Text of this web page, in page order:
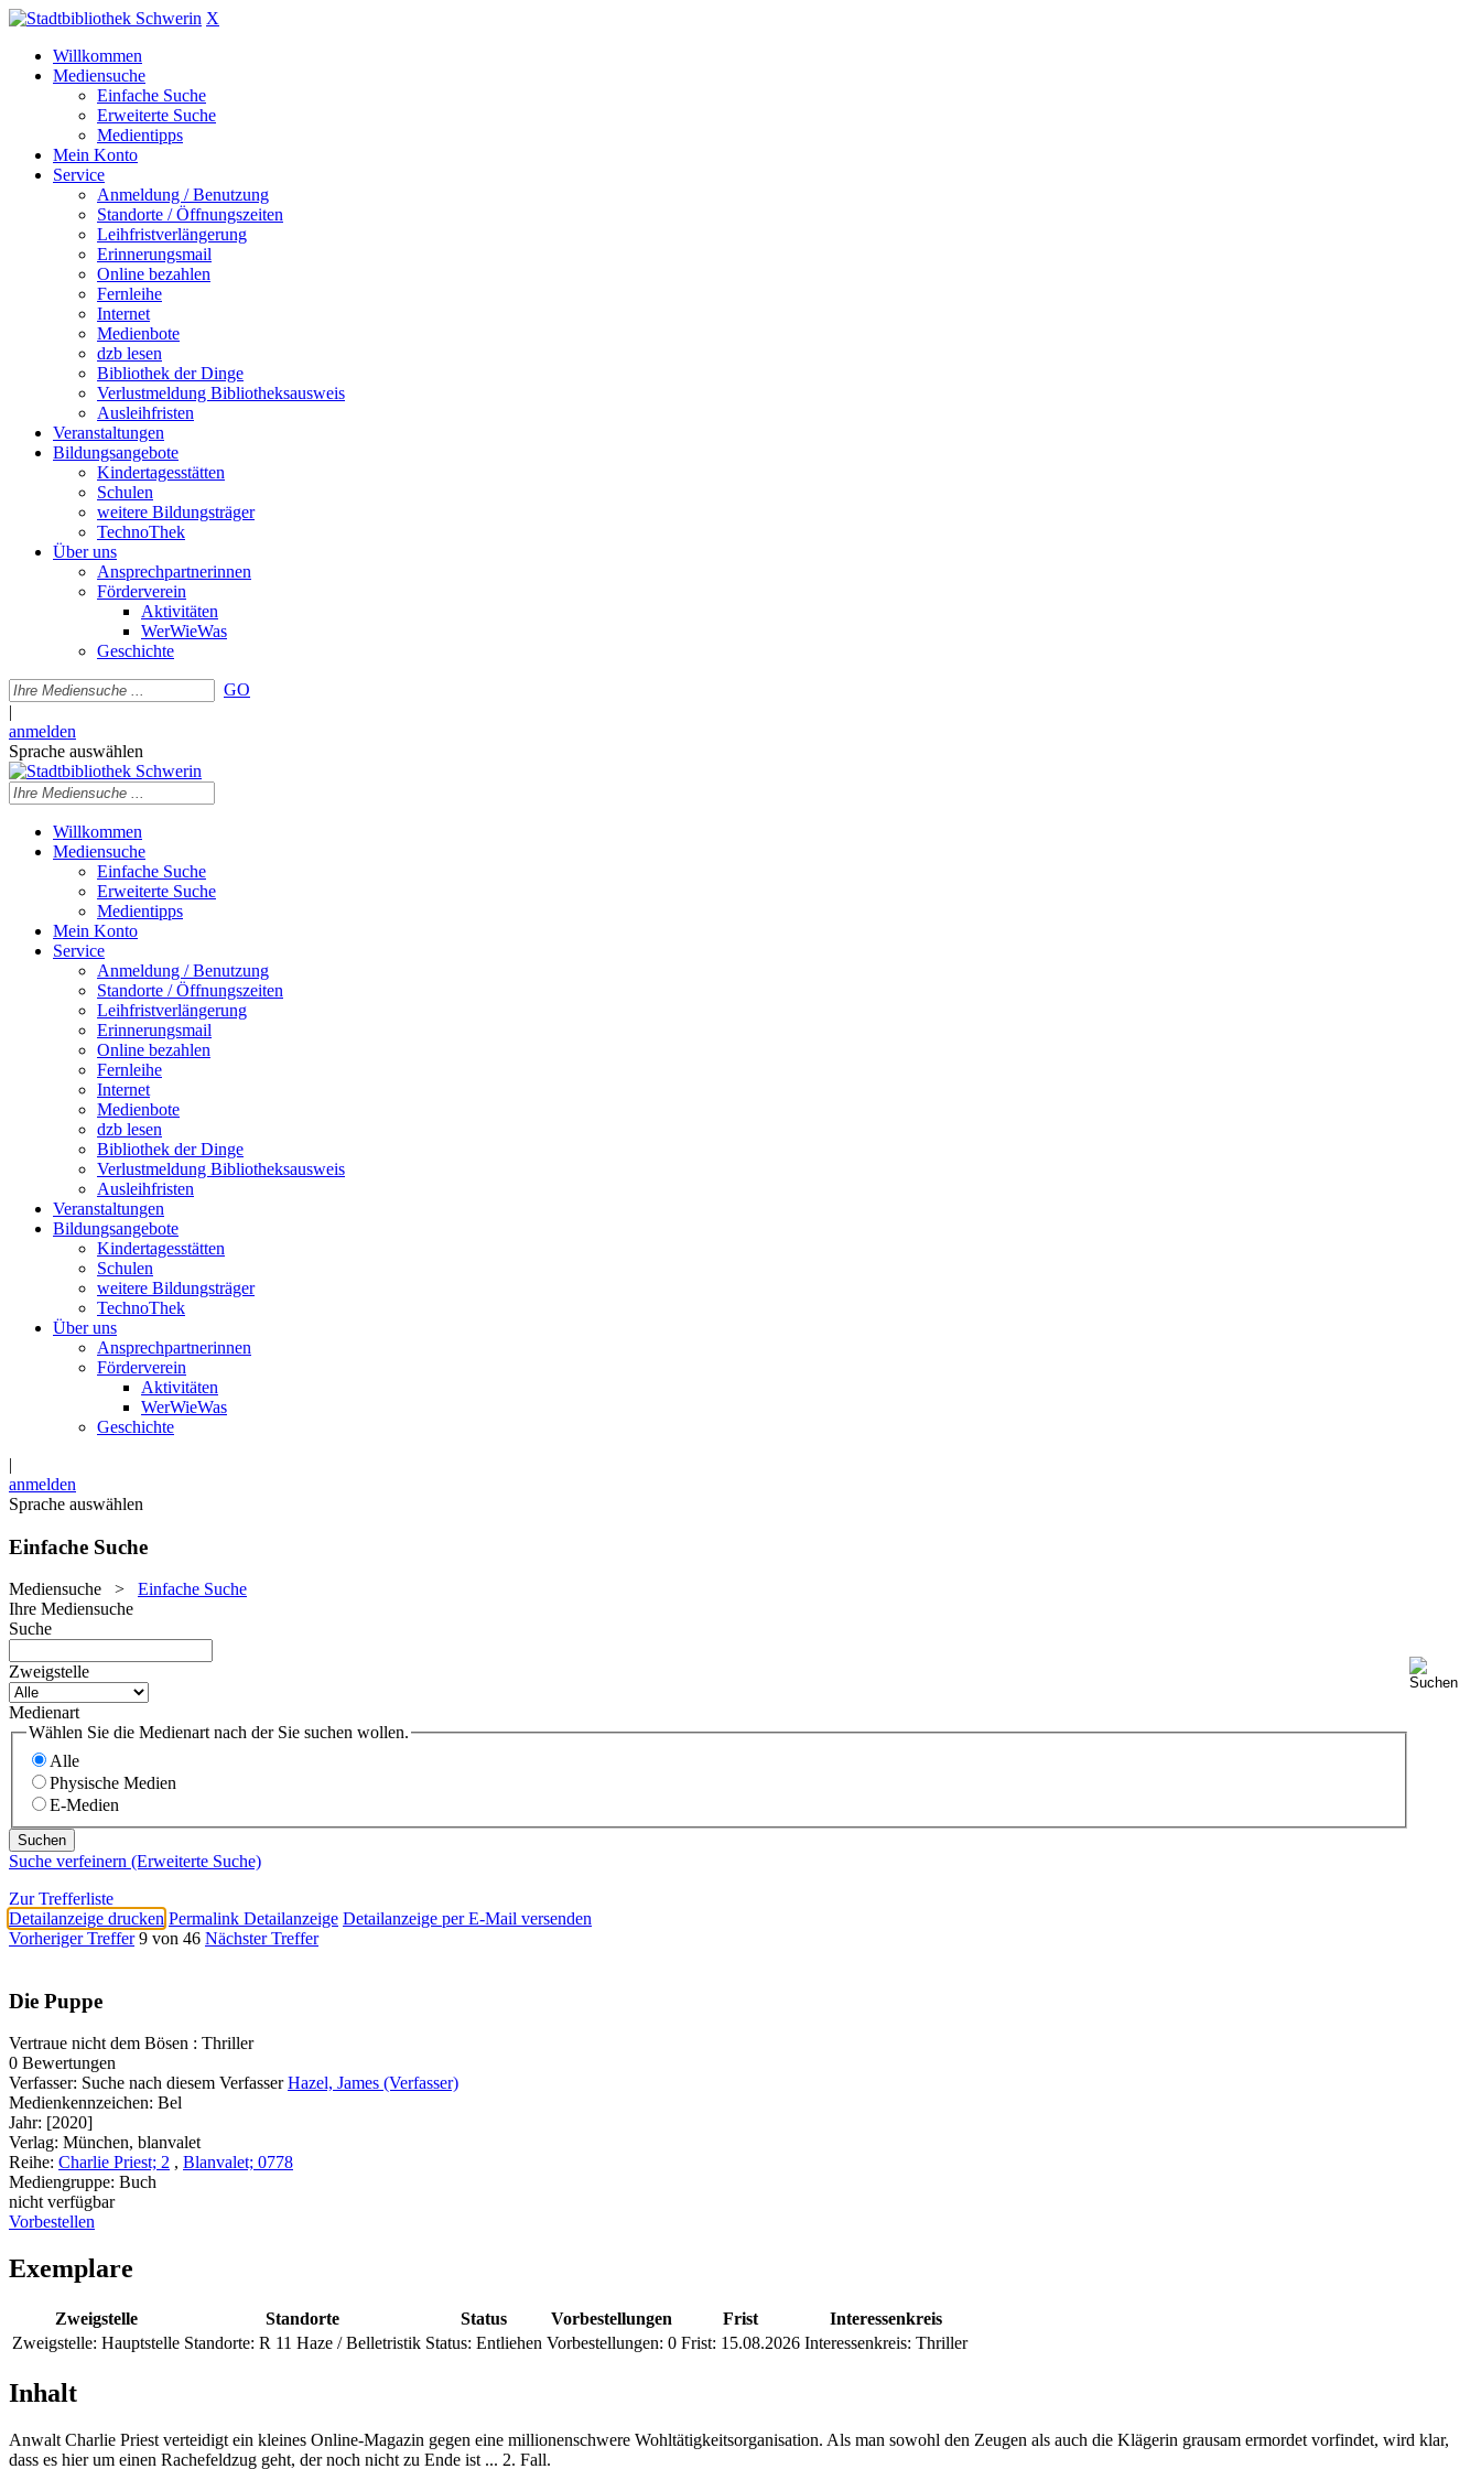
X
Willkommen
Mediensuche
Einfache Suche
Erweiterte Suche
Medientipps
Mein Konto
Service
Anmeldung / Benutzung
Standorte / Öffnungszeiten
Leihfristverlängerung
Erinnerungsmail
Online bezahlen
Fernleihe
Internet
Medienbote
dzb lesen
Bibliothek der Dinge
Verlustmeldung Bibliotheksausweis
Ausleihfristen
Veranstaltungen
Bildungsangebote
Kindertagesstätten
Schulen
weitere Bildungsträger
TechnoThek
Über uns
Ansprechpartnerinnen
Förderverein
Aktivitäten
WerWieWas
Geschichte
GO
|
anmelden
Sprache auswählen
Willkommen
Mediensuche
Einfache Suche
Erweiterte Suche
Medientipps
Mein Konto
Service
Anmeldung / Benutzung
Standorte / Öffnungszeiten
Leihfristverlängerung
Erinnerungsmail
Online bezahlen
Fernleihe
Internet
Medienbote
dzb lesen
Bibliothek der Dinge
Verlustmeldung Bibliotheksausweis
Ausleihfristen
Veranstaltungen
Bildungsangebote
Kindertagesstätten
Schulen
weitere Bildungsträger
TechnoThek
Über uns
Ansprechpartnerinnen
Förderverein
Aktivitäten
WerWieWas
Geschichte
|
anmelden
Sprache auswählen
Einfache Suche
Mediensuche > Einfache Suche
Ihre Mediensuche
Suche
Zweigstelle
Medienart
Wählen Sie die Medienart nach der Sie suchen wollen.
Alle
Physische Medien
E-Medien
Suche verfeinern (Erweiterte Suche)
Zur Trefferliste
Detailanzeige drucken Permalink Detailanzeige Detailanzeige per E-Mail versenden
Vorheriger Treffer 9 von 46 Nächster Treffer
Die Puppe
Vertraue nicht dem Bösen : Thriller
0 Bewertungen
Verfasser: Suche nach diesem Verfasser Hazel, James (Verfasser)
Medienkennzeichen: Bel
Jahr: [2020]
Verlag: München, blanvalet
Reihe: Charlie Priest; 2 , Blanvalet; 0778
Mediengruppe: Buch
nicht verfügbar
Vorbestellen
Exemplare
Zweigstelle Standorte Status Vorbestellungen Frist
Interessenkreis
Zweigstelle: Hauptstelle Standorte: R 11 Haze / Belletristik Status: Entliehen Vorbestellungen: 0 Frist: 15.08.2026 Interessenkreis: Thriller
Inhalt
Anwalt Charlie Priest verteidigt ein kleines Online-Magazin gegen eine millionenschwere Wohltätigkeitsorganisation. Als man sowohl den Zeugen als auch die Klägerin grausam ermordet vorfindet, wird klar,
dass es hier um einen Rachefeldzug geht, der noch nicht zu Ende ist ... 2. Fall.